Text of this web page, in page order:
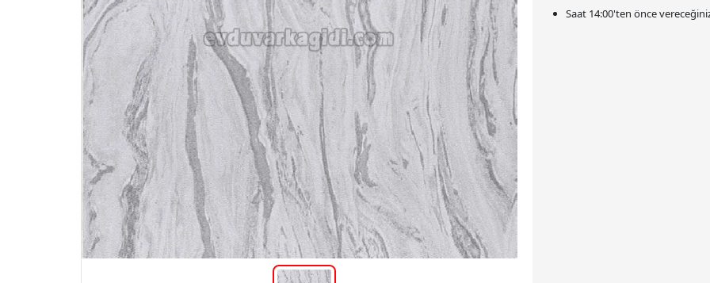
Saat 14:00'ten önce